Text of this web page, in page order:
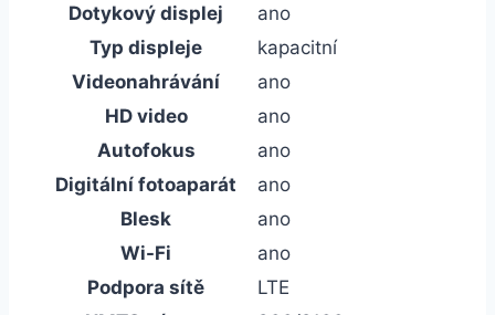
Dotykový displej
ano
Typ displeje
kapacitní
Videonahrávání
ano
HD video
ano
Autofokus
ano
Digitální fotoaparát
ano
Blesk
ano
Wi-Fi
ano
Podpora sítě
LTE